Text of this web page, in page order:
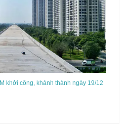
khởi công, khánh thành ngày 19/12